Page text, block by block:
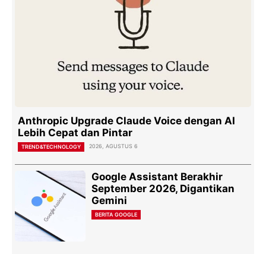
Anthropic Upgrade Claude Voice dengan AI
Lebih Cepat dan Pintar
TREND&TECHNOLOGY 2026, AGUSTUS 6
Google Assistant Berakhir
September 2026, Digantikan
Gemini
BERITA GOOGLE